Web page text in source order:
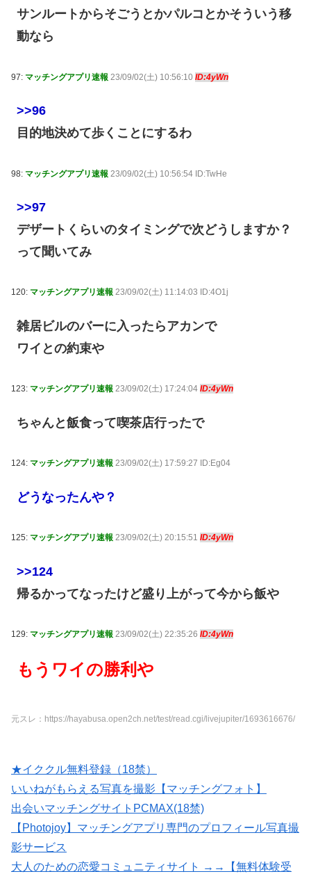
サンルートからそごうとかパルコとかそういう移
動なら
97: マッチングアプリ速報 23/09/02(土) 10:56:10 ID:4yWn
>>96
目的地決めて歩くことにするわ
98: マッチングアプリ速報 23/09/02(土) 10:56:54 ID:TwHe
>>97
デザートくらいのタイミングで次どうしますか？
って聞いてみ
120: マッチングアプリ速報 23/09/02(土) 11:14:03 ID:4O1j
雑居ビルのバーに入ったらアカンで
ワイとの約束や
123: マッチングアプリ速報 23/09/02(土) 17:24:04 ID:4yWn
ちゃんと飯食って喫茶店行ったで
124: マッチングアプリ速報 23/09/02(土) 17:59:27 ID:Eg04
どうなったんや？
125: マッチングアプリ速報 23/09/02(土) 20:15:51 ID:4yWn
>>124
帰るかってなったけど盛り上がって今から飯や
129: マッチングアプリ速報 23/09/02(土) 22:35:26 ID:4yWn
もうワイの勝利や
元スレ：https://hayabusa.open2ch.net/test/read.cgi/livejupiter/1693616676/
★イククル無料登録（18禁）
いいねがもらえる写真を撮影【マッチングフォト】
出会いマッチングサイトPCMAX(18禁)
【Photojoy】マッチングアプリ専門のプロフィール写真撮
影サービス
大人のための恋愛コミュニティサイト →→【無料体験受